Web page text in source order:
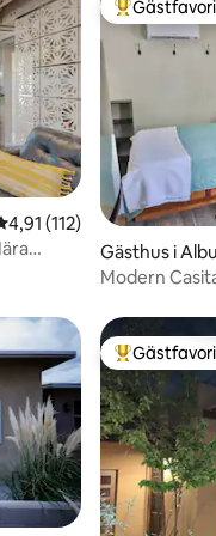
av 5 i genomsnittligt
4,91 (112)
Populär
Gästhus i
Modern
Populär